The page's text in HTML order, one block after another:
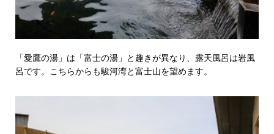
「愛鷹の湯」は「富士の湯」と趣きが異なり、露天風呂は岩風
呂です。こちらからも駿河湾と富士山を望めます。